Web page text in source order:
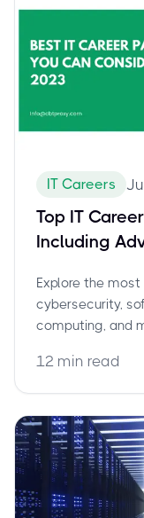
IT Careers
Top IT
Including
Explore the
cybersecurity,
computing, and
CASP+ with
service.
12 min read